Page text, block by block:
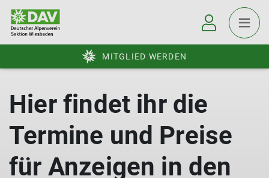
MITGLIED WERDEN
Hier findet ihr die
Termine und Preise
für Anzeigen in den